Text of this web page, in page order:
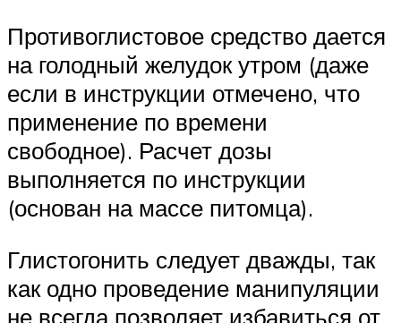
Противоглистовое средство дается
на голодный желудок утром (даже
если в инструкции отмечено, что
применение по времени
свободное). Расчет дозы
выполняется по инструкции
(основан на массе питомца).
Глистогонить следует дважды, так
как одно проведение манипуляции
не всегда позволяет избавиться от